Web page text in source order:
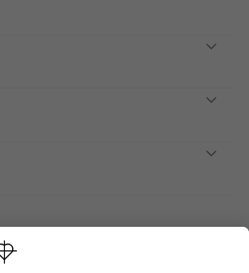
Internationellt